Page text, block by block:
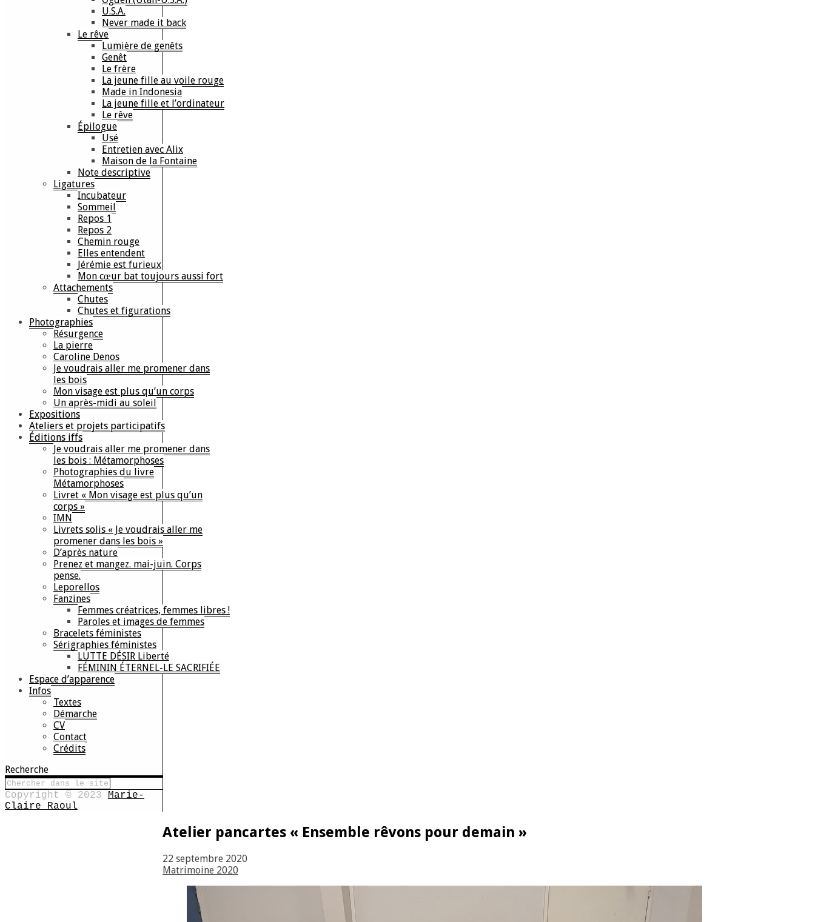
U.S.A.
Never made it back
Le rêve
Lumière de genêts
Genêt
Le frère
La jeune fille au voile rouge
Made in Indonesia
La jeune fille et l’ordinateur
Le rêve
Épilogue
Usé
Entretien avec Alix
Maison de la Fontaine
Note descriptive
Ligatures
Incubateur
Sommeil
Repos 1
Repos 2
Chemin rouge
Elles entendent
Jérémie est furieux
Mon cœur bat toujours aussi fort
Attachements
Chutes
Chutes et figurations
Photographies
Résurgence
La pierre
Caroline Denos
Je voudrais aller me promener dans
les bois
Mon visage est plus qu’un corps
Un après-midi au soleil
Expositions
Ateliers et projets participatifs
Éditions iffs
Je voudrais aller me promener dans
les bois : Métamorphoses
Photographies du livre
Métamorphoses
Livret « Mon visage est plus qu’un
corps »
IMN
Livrets solis « Je voudrais aller me
promener dans les bois »
D’après nature
Prenez et mangez. mai-juin. Corps
pense.
Leporellos
Fanzines
Femmes créatrices, femmes libres !
Paroles et images de femmes
Bracelets féministes
Sérigraphies féministes
LUTTE DÉSIR Liberté
FÉMININ ÉTERNEL-LE SACRIFIÉE
Espace d’apparence
Infos
Textes
Démarche
CV
Contact
Crédits
Recherche
Copyright © 2023 Marie-
Claire Raoul
Atelier pancartes « Ensemble rêvons pour demain »
22 septembre 2020
Matrimoine 2020